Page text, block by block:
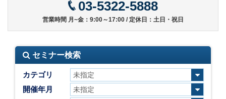
03-5322-5888
営業時間 月~金：9:00～17:00 / 定休日：土日・祝日
セミナー検索
カテゴリ
開催年月